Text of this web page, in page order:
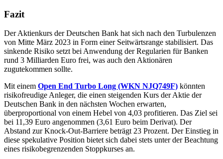
Fazit
Der Aktienkurs der Deutschen Bank hat sich nach den Turbulenzen
von Mitte März 2023 in Form einer Seitwärtsrange stabilisiert. Das
sinkende Risiko setzt bei Anwendung der Regularien für Banken
rund 3 Milliarden Euro frei, was auch den Aktionären
zugutekommen sollte.
Mit einem Open End Turbo Long (WKN NJQ749F) könnten
risikofreudige Anleger, die einen steigenden Kurs der Aktie der
Deutschen Bank in den nächsten Wochen erwarten,
überproportional von einem Hebel von 4,03 profitieren. Das Ziel sei
bei 11,39 Euro angenommen (3,61 Euro beim Derivat). Der
Abstand zur Knock-Out-Barriere beträgt 23 Prozent. Der Einstieg in
diese spekulative Position bietet sich dabei stets unter der Beachtung
eines risikobegrenzenden Stoppkurses an.